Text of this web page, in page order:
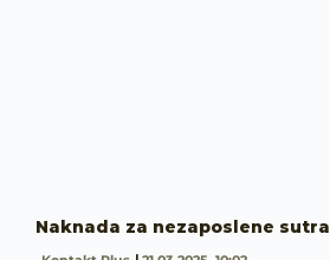
Naknada za nezaposlene sutra